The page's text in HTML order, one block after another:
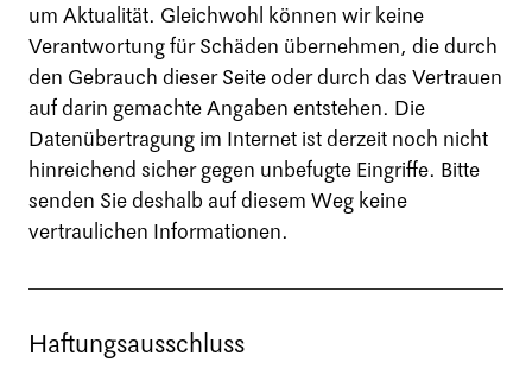
um Aktualität. Gleichwohl können wir keine
Verantwortung für Schäden übernehmen, die durch
den Gebrauch dieser Seite oder durch das Vertrauen
auf darin gemachte Angaben entstehen. Die
Datenübertragung im Internet ist derzeit noch nicht
hinreichend sicher gegen unbefugte Eingriffe. Bitte
senden Sie deshalb auf diesem Weg keine
vertraulichen Informationen.
Haftungsausschluss